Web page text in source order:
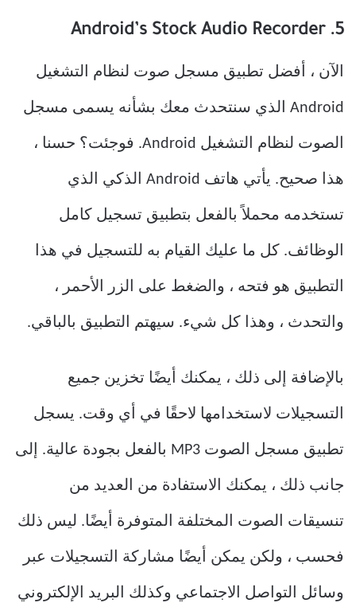
5. Android’s Stock Audio Recorder
الآن ، أفضل تطبيق مسجل صوت لنظام التشغيل
Android الذي سنتحدث معك بشأنه يسمى مسجل
الصوت لنظام التشغيل Android. فوجئت؟ حسنا ،
هذا صحيح. يأتي هاتف Android الذكي الذي
تستخدمه محملاً بالفعل بتطبيق تسجيل كامل
الوظائف. كل ما عليك القيام به للتسجيل في هذا
التطبيق هو فتحه ، والضغط على الزر الأحمر ،
والتحدث ، وهذا كل شيء. سيهتم التطبيق بالباقي.
بالإضافة إلى ذلك ، يمكنك أيضًا تخزين جميع
التسجيلات لاستخدامها لاحقًا في أي وقت. يسجل
تطبيق مسجل الصوت MP3 بالفعل بجودة عالية. إلى
جانب ذلك ، يمكنك الاستفادة من العديد من
تنسيقات الصوت المختلفة المتوفرة أيضًا. ليس ذلك
فحسب ، ولكن يمكن أيضًا مشاركة التسجيلات عبر
وسائل التواصل الاجتماعي وكذلك البريد الإلكتروني